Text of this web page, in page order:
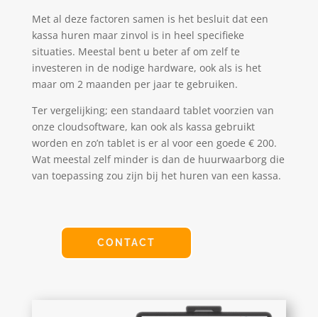
Met al deze factoren samen is het besluit dat een
kassa huren maar zinvol is in heel specifieke
situaties. Meestal bent u beter af om zelf te
investeren in de nodige hardware, ook als is het
maar om 2 maanden per jaar te gebruiken.
Ter vergelijking; een standaard tablet voorzien van
onze cloudsoftware, kan ook als kassa gebruikt
worden en zo’n tablet is er al voor een goede € 200.
Wat meestal zelf minder is dan de huurwaarborg die
van toepassing zou zijn bij het huren van een kassa.
CONTACT